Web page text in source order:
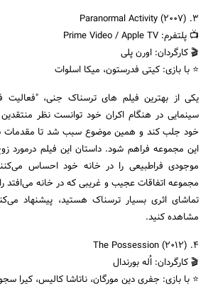
۳. Paranormal Activity (2007)
📺 پلتفرم: Prime Video / Apple TV
🎬 کارگردان: اورن پلی
⭐ با بازی: کیتی فدرستون، میکا اسلوات
یکی از بهترین فیلم های ترسناک جنی، "فعالیت
سینمایی در هنگام اکران خود توانست نظر
خود جلب کند و همین موضوع سبب شد تا مقدمات
این مجموعه فراهم شود. داستان این فیلم
موجودی فراطبیعی را در خانه خود احساس
مجموعه اتفاقات عجیب و غریبی که در خانه می‌افتد
تماشای اثری بسیار ترسناک هستید، پیشنهاد
مشاهده کنید.
۴. The Possession (2012)
🎬 کارگردان: اُله بورندال
⭐ با بازی: جفری دین مورگان، ناتاشا کالیس، کیرا